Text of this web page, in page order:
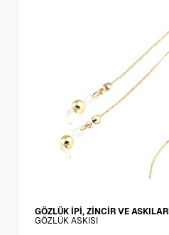
GÖZLÜK İPİ, ZİNCİR VE ASKILARI
GÖZLÜK ASKISI